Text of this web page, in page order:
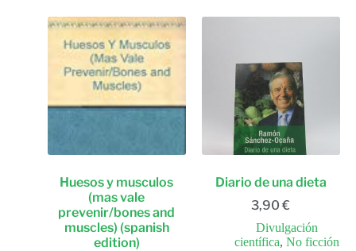
Huesos y musculos
(mas vale
prevenir/bones and
muscles) (spanish
edition)
Diario de una dieta
3,90€
Divulgación
científica, No ficción